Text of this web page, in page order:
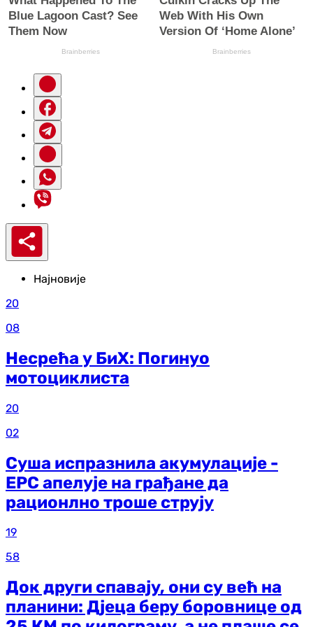
Најновије
20
08
Несрећа у БиХ: Погинуо
мотоциклиста
20
02
Суша испразнила акумулације -
ЕРС апелује на грађане да
рационлно троше струју
19
58
Док други спавају, они су већ на
планини: Дјеца беру боровнице од